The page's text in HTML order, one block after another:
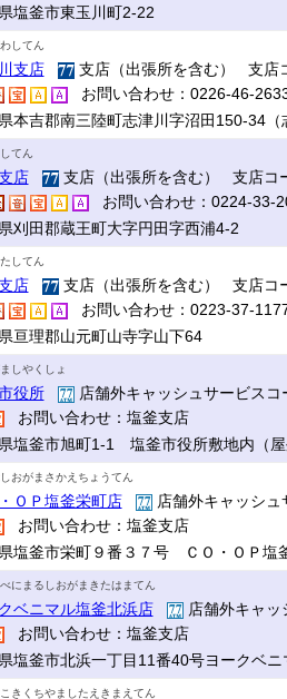
塩釜市東玉川町2-22
してん
支店
支店（出張所を含む） 支店
お問い合わせ：0226-46-
本吉郡南三陸町志津川字沼田150-34（
てん
店
支店（出張所を含む） 支店コ
お問い合わせ：0224-33-
刈田郡蔵王町大字円田字西浦4-2
してん
店
支店（出張所を含む） 支店コ
お問い合わせ：0223-37-
亘理郡山元町山寺字山下64
しやくしょ
役所
店舗外キャッシュサービスコ
お問い合わせ：塩釜支店
塩釜市旭町1-1 塩釜市役所敷地内（屋
おがまさかえちょうてん
ＯＰ塩釜栄町店
店舗外キャッシ
お問い合わせ：塩釜支店
塩釜市栄町９番３７号 ＣＯ・ＯＰ塩
にまるしおがまきたはまてん
ベニマル塩釜北浜店
店舗外キャ
お問い合わせ：塩釜支店
塩釜市北浜一丁目11番40号ヨークベ
きくちやましたえきまえてん